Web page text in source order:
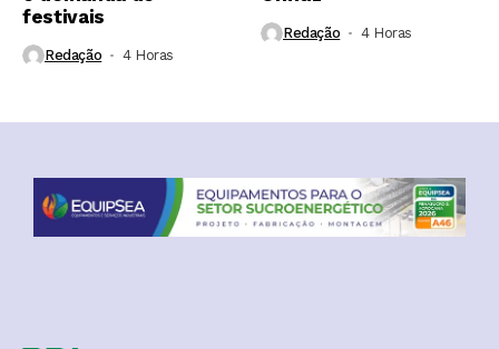
festivais
Redação 4 Horas ⁮
Redação 4 Horas ⁮